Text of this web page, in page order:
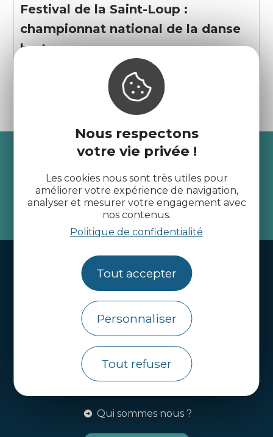
Nous respectons
votre vie privée !
Les cookies nous sont très utiles pour
améliorer votre expérience de navigation,
analyser et mesurer votre engagement avec
nos contenus.
Politique de confidentialité
Tout accepter
Personnaliser
Tout refuser
Festival de la Saint-Loup :
championnat national de la danse
bretonne
Recevez l’actualité des
Côtes d’Armor
je m'abonne
Handi-tourisme
Webcams
Infos pratiques
Côtes d’Armor Destination
Agence de Développement Touristique et
Qui sommes nous ?